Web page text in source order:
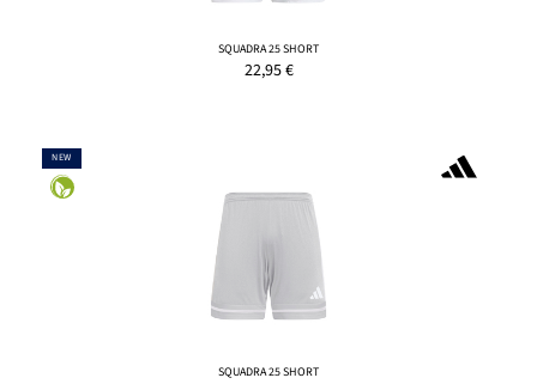
SQUADRA 25 SHORT
22,95€
NEW
SQUADRA 25 SHORT